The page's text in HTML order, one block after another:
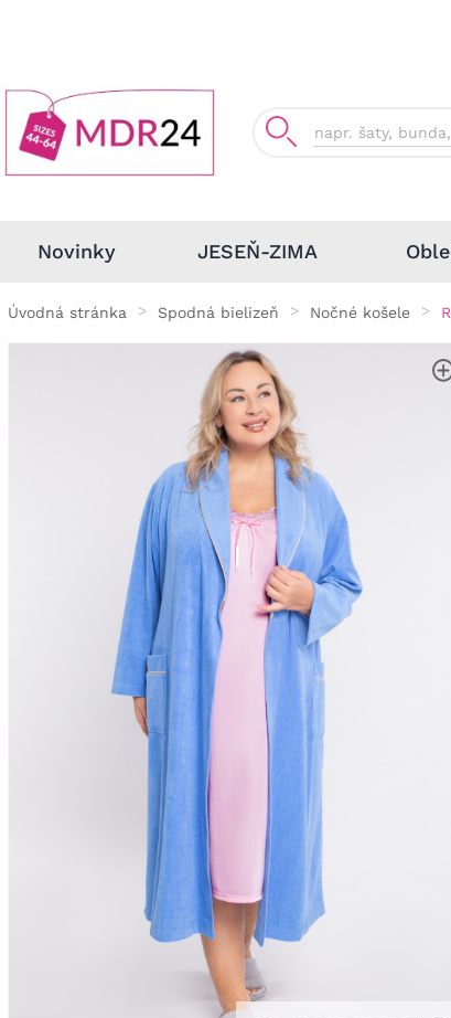
Novinky JESEŇ-ZIMA
Úvodná stránka Spodná bielizeň Nočné košele